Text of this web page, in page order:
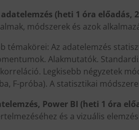
(heti 1 óra előadás,
módszerek és azok
témakörei: Az adatelemzés
Alakmutatók.
Legkisebb négyzetek
F-próba). A statisztikai
Power BI (heti 1 óra
és a vizuális